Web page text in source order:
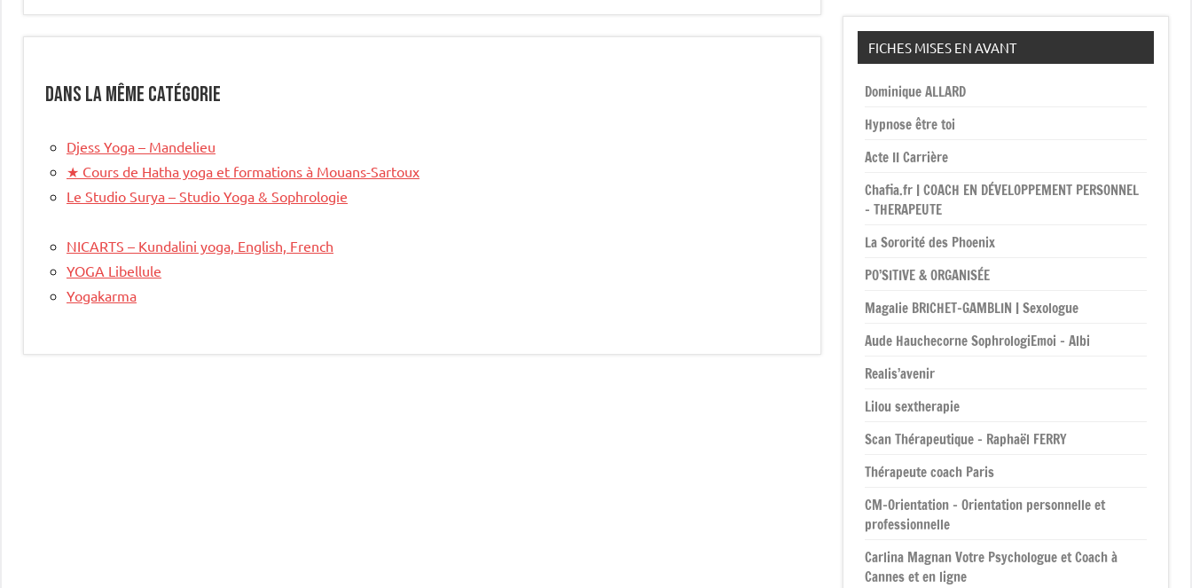
l’article
Dans la même catégorie
Djess Yoga – Mandelieu
★ Cours de Hatha yoga et formations à Mouans-Sartoux
Le Studio Surya – Studio Yoga & Sophrologie
NICARTS – Kundalini yoga, English, French
YOGA Libellule
Yogakarma
FICHES MISES EN AVANT
Dominique ALLARD
Hypnose être toi
Acte II Carrière
Chafia.fr | COACH EN DÉVELOPPEMENT PERSONNEL
– THERAPEUTE
La Sororité des Phoenix
PO’SITIVE & ORGANISÉE
Magalie BRICHET-GAMBLIN | Sexologue
Aude Hauchecorne SophrologiEmoi – Albi
Realis’avenir
Lilou sextherapie
Scan Thérapeutique – Raphaël FERRY
Thérapeute coach Paris
CM-Orientation – Orientation personnelle et
professionnelle
Carlina Magnan Votre Psychologue et Coach à
Cannes et en ligne